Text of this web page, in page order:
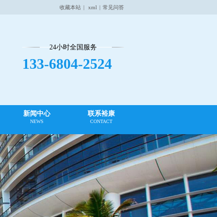
收藏本站 | xml | 常见问答
24小时全国服务
133-6804-2524
新闻中心
NEWS
联系裕康
CONTACT